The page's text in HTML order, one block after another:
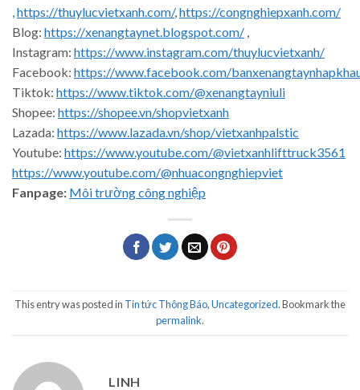
https://thuylucvietxanh.com/, https://congnghiepxanh.com/
Blog: https://xenangtaynet.blogspot.com/
Instagram: https://www.instagram.com/thuylucvietxanh/
Facebook: https://www.facebook.com/
Tiktok: https://www.tiktok.com/@xenangtayniuli
Shopee: https://shopee.vn/shopvietxanh
Lazada: https://www.lazada.vn/shop/vietxanhpalstic
Youtube: https://www.youtube.com/@vietxanhlifttruck3561
https://www.youtube.com/@nhuacongnghiepviet
Fanpage: Môi trường công nghiệp
This entry was posted in Tin tức Thông Báo,Uncategorized. Bookmark the
permalink.
LINH